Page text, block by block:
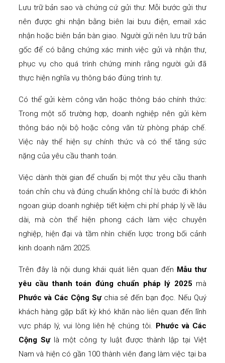
Lưu trữ bản sao và chứng cứ gửi thư: Mỗi bước gửi thư
nên được ghi nhận bằng biên lai bưu điện, email xác
nhận hoặc biên bản bàn giao. Người gửi nên lưu trữ bản
gốc để có bằng chứng xác minh việc gửi và nhận thư,
phục vụ cho quá trình chứng minh rằng người gửi đã
thực hiện nghĩa vụ thông báo đúng trình tự.
Có thể gửi kèm công văn hoặc thông báo chính thức:
Trong một số trường hợp, doanh nghiệp nên gửi kèm
thông báo nội bộ hoặc công văn từ phòng pháp chế.
Việc này thể hiện sự chính thức và có thể tăng sức
nặng của yêu cầu thanh toán.
Việc dành thời gian để chuẩn bị một thư yêu cầu thanh
toán chỉn chu và đúng chuẩn không chỉ là bước đi khôn
ngoan giúp doanh nghiệp tiết kiệm chi phí pháp lý về lâu
dài, mà còn thể hiện phong cách làm việc chuyên
nghiệp, hiện đại và tầm nhìn chiến lược trong bối cảnh
kinh doanh năm 2025.
Trên đây là nội dung khái quát liên quan đến Mẫu thư
yêu cầu thanh toán đúng chuẩn pháp lý 2025 mà
Phước và Các Cộng Sựchia sẻ đến bạn đọc. Nếu Quý
khách hàng gặp bất kỳ khó khăn nào liên quan đến lĩnh
vực pháp lý, vui lòng liên hệ chúng tôi. Phước và Các
Cộng Sựlà một công ty luật được thành lập tại Việt
Nam và hiện có gần 100 thành viên đang làm việc tại ba